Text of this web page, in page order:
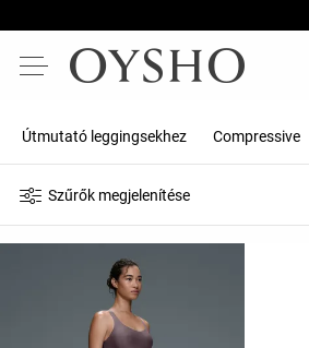
Útmutató leggingsekhez Compressive
Szűrők megjelenítése